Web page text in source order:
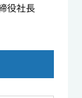
役社長